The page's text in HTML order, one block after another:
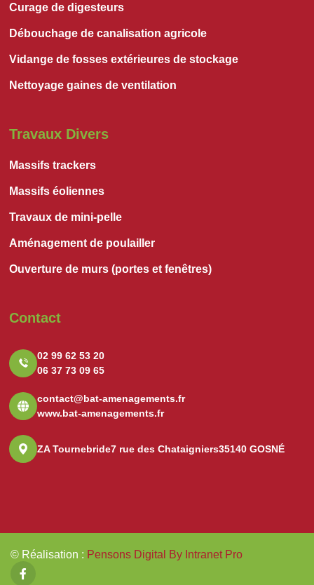
Curage de digesteurs
Débouchage de canalisation agricole
Vidange de fosses extérieures de stockage
Nettoyage gaines de ventilation
Travaux Divers
Massifs trackers
Massifs éoliennes
Travaux de mini-pelle
Aménagement de poulailler
Ouverture de murs (portes et fenêtres)
Contact
02 99 62 53 20
06 37 73 09 65
contact@bat-amenagements.fr
www.bat-amenagements.fr
ZA Tournebride7 rue des Chataigniers35140 GOSNÉ
© Réalisation : Pensons Digital By Intranet Pro